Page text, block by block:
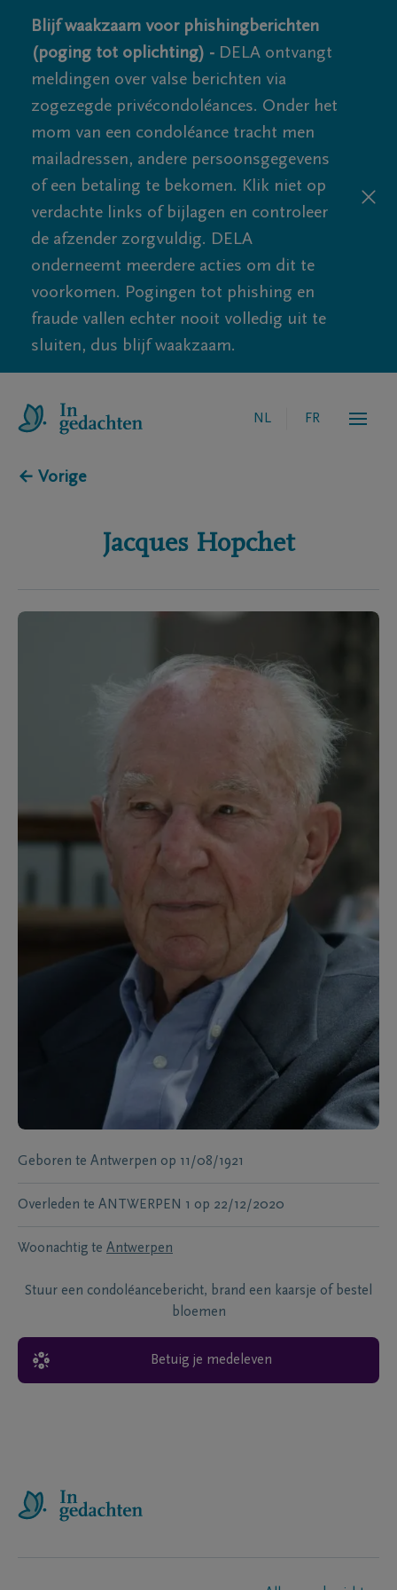
Blijf waakzaam voor phishingberichten
(poging tot oplichting) - DELA ontvangt
meldingen over valse berichten via
zogezegde privécondoléances. Onder het
mom van een condoléance tracht men
mailadressen, andere persoonsgegevens
of een betaling te bekomen. Klik niet op
verdachte links of bijlagen en controleer
de afzender zorgvuldig. DELA
onderneemt meerdere acties om dit te
voorkomen. Pogingen tot phishing en
fraude vallen echter nooit volledig uit te
sluiten, dus blijf waakzaam.
NL FR
← Vorige
Jacques Hopchet
Geboren te Antwerpen op 11/08/1921
Overleden te ANTWERPEN 1 op 22/12/2020
Woonachtig te Antwerpen
Stuur een condoléancebericht, brand een kaarsje of bestel
bloemen
Betuig je medeleven